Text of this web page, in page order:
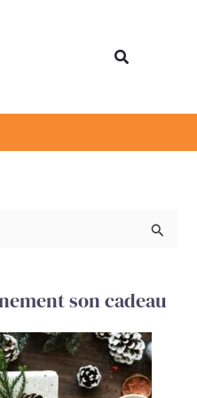
son cadeau